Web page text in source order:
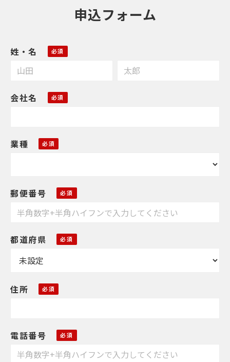
申込フォーム
姓・名
会社名
業種
郵便番号
都道府県
住所
電話番号